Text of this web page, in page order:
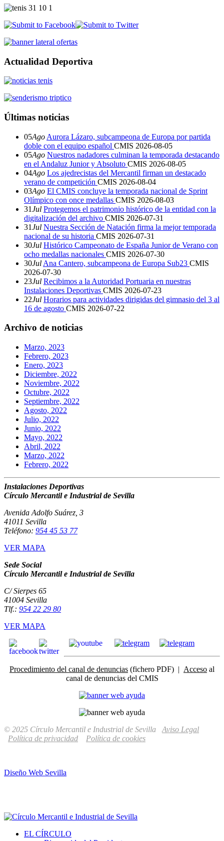
Actualidad Deportiva
Últimas noticias
05Ago Aurora Lázaro, subcampeona de Europa por partida
doble con el equipo español CMIS 2026-08-05
05Ago Nuestros nadadores culminan la temporada destacando
en el Andaluz Junior y Absoluto CMIS 2026-08-05
04Ago Los ajedrecistas del Mercantil firman un destacado
verano de competición CMIS 2026-08-04
03Ago El CMIS concluye la temporada nacional de Sprint
Olímpico con once medallas CMIS 2026-08-03
31Jul Protegemos el patrimonio histórico de la entidad con la
digitalización del archivo CMIS 2026-07-31
31Jul Nuestra Sección de Natación firma la mejor temporada
nacional de su historia CMIS 2026-07-31
30Jul Histórico Campeonato de España Junior de Verano con
ocho medallas nacionales CMIS 2026-07-30
30Jul Ana Cantero, subcampeona de Europa Sub23 CMIS
2026-07-30
23Jul Recibimos a la Autoridad Portuaria en nuestras
Instalaciones Deportivas CMIS 2026-07-23
22Jul Horarios para actividades dirigidas del gimnasio del 3 al
16 de agosto CMIS 2026-07-22
Archivo de noticias
Marzo, 2023
Febrero, 2023
Enero, 2023
Diciembre, 2022
Noviembre, 2022
Octubre, 2022
Septiembre, 2022
Agosto, 2022
Julio, 2022
Junio, 2022
Mayo, 2022
Abril, 2022
Marzo, 2022
Febrero, 2022
Instalaciones Deportivas
Círculo Mercantil e Industrial de Sevilla
Avenida Adolfo Suárez, 3
41011 Sevilla
Teléfono: 954 45 53 77
VER MAPA
Sede Social
Círculo Mercantil e Industrial de Sevilla
C/ Sierpes 65
41004 Sevilla
Tlf.: 954 22 29 80
VER MAPA
Procedimiento del canal de denuncias (fichero PDF) | Acceso al
canal de denuncias del CMIS
© 2025 Círculo Mercantil e Industrial de Sevilla Aviso Legal
Política de privacidad
Política de cookies
Diseño Web Sevilla
EL CÍRCULO